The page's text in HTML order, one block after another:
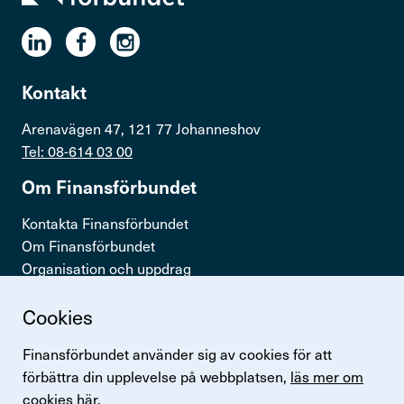
Cookies
Finansförbundet använder sig av cookies för att
förbättra din upplevelse på webbplatsen, läs mer om
cookies här.
Kontakt
Arenavägen 47, 121 77 Johanneshov
Tel: 08-614 03 00
Om Finans­för­bundet
Kontakta Finansförbundet
Om Finansförbundet
Organisation och uppdrag
Snabb­länkar
Logga in
Lönestatistik